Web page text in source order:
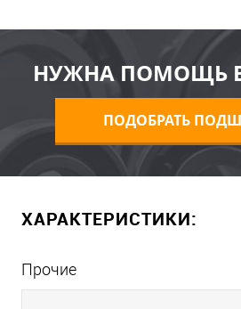
НУЖНА ПОМОЩЬ
ПОДОБРАТЬ
ХАРАКТЕРИСТИКИ:
Прочие